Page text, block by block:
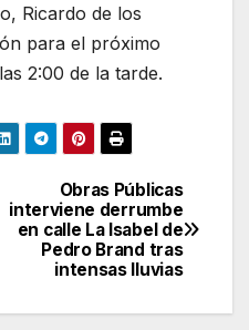
Ricardo de los
para el próximo
2:00 de la tarde.
Obras Públicas
interviene derrumbe
en calle La Isabel de
Pedro Brand tras
intensas lluvias